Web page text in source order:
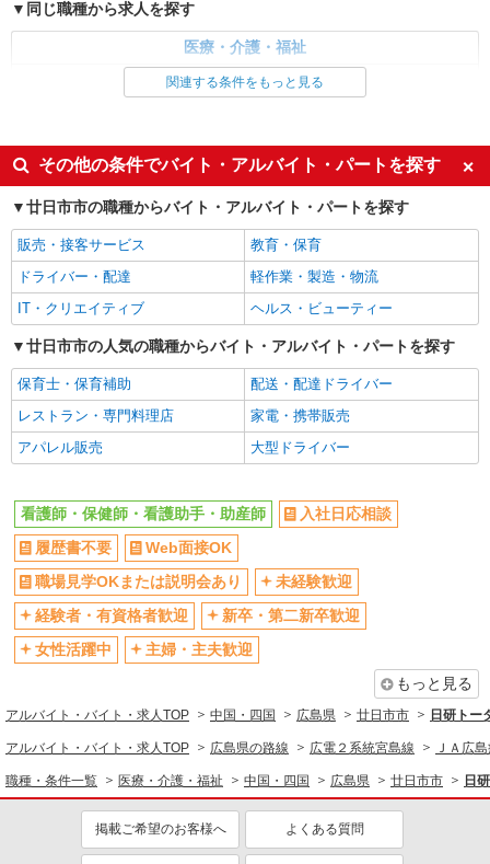
正社員
アスケア訪問入浴 廿日市
看護師（訪問入浴）
月給258,000円〜274,000円（地域による） 別
内3丁目18番17号
キープ 詳細を見る
アルバイト パート
アスケア訪問入浴 廿日市
看護師（訪問入浴）
内3丁目18番17号
キープ 詳細を見る
SOMPOヘルスサポート株式会社 全支援対応コース
保健師・管理栄養士 特定保健指導
報酬：出来高制 報酬額（消費税抜き）： ・事
業所一括面談(対面) 1日：10,000円〜14,716円 ・
個別訪問(対面) 1件：4,286円〜5,239円 ・遠隔面
談 1件：1,500〜1,691円 ・電話支援 1件：
1,000円〜1,429円 ・ICTメール支援 1件：500円
※上記金額に消費税を加えた金額をお支払いいた
します ※交通費・電話代は弊社負担。その他、支
【活動エリア】広島県廿日市市及びその周辺
キープ
同じ職種から求人を探す
医療・介護・福祉
看護師・保健師・看護助手・助産師
未経験歓迎
ミドル（40代～）活躍中
週2～3日勤務OK
深夜
交通費支給
社会保険あり
関連する条件をもっと見る
その他の条件でバイト・アルバイト・パートを探す
廿日市市の職種からバイト・アルバイト・パートを探す
販売・接客サービス
教育・保育
ドライバー・配達
軽作業・製造・物流
IT・クリエイティブ
ヘルス・ビューティー
廿日市市の人気の職種からバイト・アルバイト・パートを探す
保育士・保育補助
配送・配達ドライバー
レストラン・専門料理店
家電・携帯販売
アパレル販売
大型ドライバー
看護師・保健師・看護助手・助産師
入社日応相談
履歴書不要
Web面接OK
職場見学OKまたは説明会あり
未経験歓迎
経験者・有資格者歓迎
新卒・第二新卒歓迎
女性活躍中
主婦・主夫歓迎
もっと見る
アルバイト・バイト・求人TOP 中国・四国 広島県 廿日市市 日研トー
アルバイト・バイト・求人TOP 広島県の路線 広電２系統宮島線 ＪＡ広
職種・条件一覧 医療・介護・福祉 中国・四国 広島県 廿日市市 日
掲載ご希望のお客様へ よくある質問